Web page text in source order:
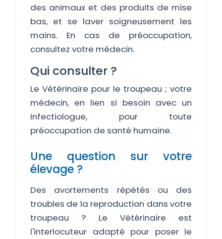
des animaux et des produits de mise
bas, et se laver soigneusement les
mains. En cas de préoccupation,
consultez votre médecin.
Qui consulter ?
Le Vétérinaire pour le troupeau ; votre
médecin, en lien si besoin avec un
Infectiologue, pour toute
préoccupation de santé humaine.
Une question sur votre
élevage ?
Des avortements répétés ou des
troubles de la reproduction dans votre
troupeau ? Le Vétérinaire est
l'interlocuteur adapté pour poser le